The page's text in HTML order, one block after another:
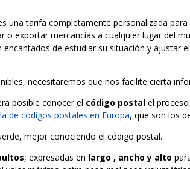
una tarifa completamente personalizada
o exportar mercancías a cualquier lugar del
encantados de estudiar su situación y ajustar
necesitaremos que nos facilite cierta
posible conocer el código postal el
de códigos postales en Europa, que son los
mejor conociendo el código postal.
, expresadas en largo , ancho y alto